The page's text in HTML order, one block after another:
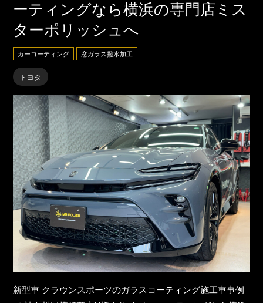
ーティングなら横浜の専門店ミス
ターポリッシュへ
カーコーティング 窓ガラス撥水加工
トヨタ
新型車 クラウンスポーツのガラスコーティング施工車事例